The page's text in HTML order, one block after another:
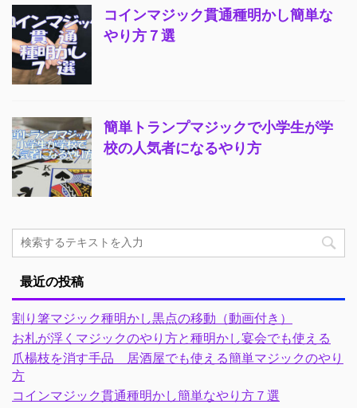
コインマジック貫通種明かし簡単な
やり方７選
簡単トランプマジックで小学生が学
校の人気者になるやり方
最近の投稿
割り箸マジック種明かし黒点の移動（動画付き）
お札が浮くマジックのやり方と種明かし宴会でも使える
爪楊枝を消す手品 居酒屋でも使える簡単マジックのやり
方
コインマジック貫通種明かし簡単なやり方７選